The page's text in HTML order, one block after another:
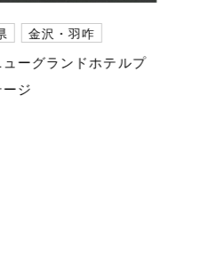
金沢・羽咋
ューグランドホテルプ
ージ